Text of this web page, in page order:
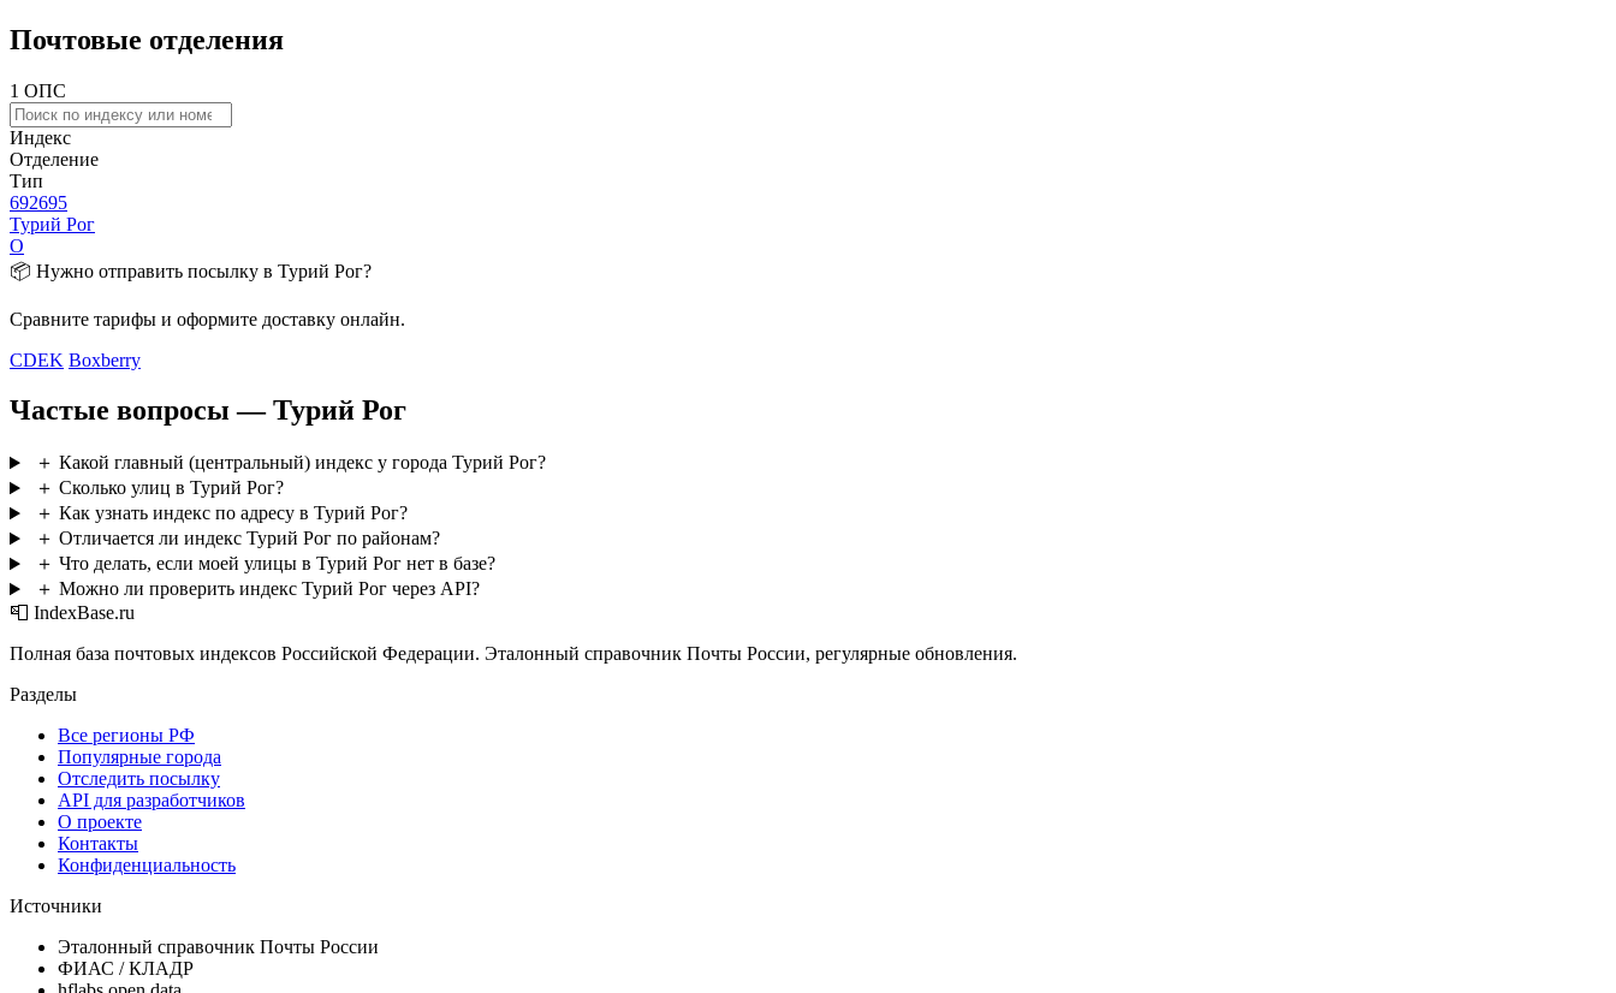
Почтовые отделения
1 ОПС
Индекс
Отделение
Тип
692695
Турий Рог
О
📦 Нужно отправить посылку в Турий Рог?
Сравните тарифы и оформите доставку онлайн.
CDEK Boxberry
Частые вопросы — Турий Рог
＋ Какой главный (центральный) индекс у города Турий Рог?
＋ Сколько улиц в Турий Рог?
＋ Как узнать индекс по адресу в Турий Рог?
＋ Отличается ли индекс Турий Рог по районам?
＋ Что делать, если моей улицы в Турий Рог нет в базе?
＋ Можно ли проверить индекс Турий Рог через API?
📮 IndexBase.ru
Полная база почтовых индексов Российской Федерации. Эталонный справочник Почты России, регулярные обновления.
Разделы
Все регионы РФ
Популярные города
Отследить посылку
API для разработчиков
О проекте
Контакты
Конфиденциальность
Источники
Эталонный справочник Почты России
ФИАС / КЛАДР